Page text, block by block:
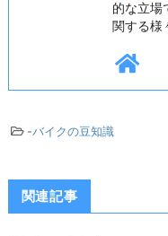
的な立場
関する様
-バイクの豆知識
関連記事